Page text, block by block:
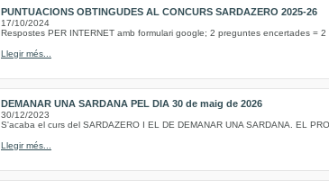
PUNTUACIONS OBTINGUDES AL CONCURS SARDAZERO 2025-26
17/10/2024
Respostes PER INTERNET amb formulari google; 2 preguntes encertades =
Llegir més...
DEMANAR UNA SARDANA PEL DIA 30 de maig de 2026
30/12/2023
S'acaba el curs del SARDAZERO I EL DE DEMANAR UNA SARDANA. EL
Llegir més...